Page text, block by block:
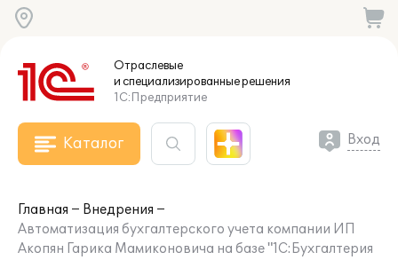
Отраслевые
и специализированныерешения
1С:Предприятие
Каталог Вход
Главная
Внедрения
Автоматизация бухгалтерского учета компании ИП
Акопян Гарика Мамиконовича на базе "1С:Бухгалтерия